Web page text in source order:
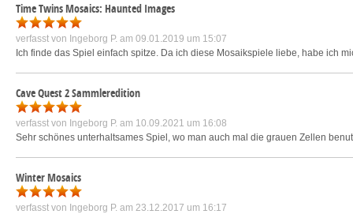
Time Twins Mosaics: Haunted Images
verfasst von Ingeborg P. am 09.01.2019 um 15:07
Ich finde das Spiel einfach spitze. Da ich diese Mosaikspiele liebe, habe ich
Cave Quest 2 Sammleredition
verfasst von Ingeborg P. am 10.09.2021 um 16:08
Sehr schönes unterhaltsames Spiel, wo man auch mal die grauen Zellen
Winter Mosaics
verfasst von Ingeborg P. am 23.12.2017 um 16:17